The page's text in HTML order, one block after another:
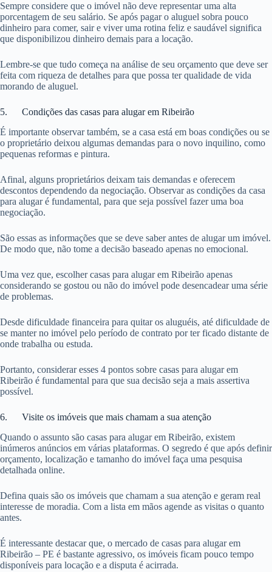
Sempre considere que o imóvel não deve representar uma alta
porcentagem de seu salário. Se após pagar o aluguel sobra pouco
dinheiro para comer, sair e viver uma rotina feliz e saudável significa
que disponibilizou dinheiro demais para a locação.
Lembre-se que tudo começa na análise de seu orçamento que deve ser
feita com riqueza de detalhes para que possa ter qualidade de vida
morando de aluguel.
5. Condições das casas para alugar em Ribeirão
É importante observar também, se a casa está em boas condições ou se
o proprietário deixou algumas demandas para o novo inquilino, como
pequenas reformas e pintura.
Afinal, alguns proprietários deixam tais demandas e oferecem
descontos dependendo da negociação. Observar as condições da casa
para alugar é fundamental, para que seja possível fazer uma boa
negociação.
São essas as informações que se deve saber antes de alugar um imóvel.
De modo que, não tome a decisão baseado apenas no emocional.
Uma vez que, escolher casas para alugar em Ribeirão apenas
considerando se gostou ou não do imóvel pode desencadear uma série
de problemas.
Desde dificuldade financeira para quitar os aluguéis, até dificuldade de
se manter no imóvel pelo período de contrato por ter ficado distante de
onde trabalha ou estuda.
Portanto, considerar esses 4 pontos sobre casas para alugar em
Ribeirão é fundamental para que sua decisão seja a mais assertiva
possível.
6. Visite os imóveis que mais chamam a sua atenção
Quando o assunto são casas para alugar em Ribeirão, existem
inúmeros anúncios em várias plataformas. O segredo é que após definir
orçamento, localização e tamanho do imóvel faça uma pesquisa
detalhada online.
Defina quais são os imóveis que chamam a sua atenção e geram real
interesse de moradia. Com a lista em mãos agende as visitas o quanto
antes.
É interessante destacar que, o mercado de casas para alugar em
Ribeirão – PE é bastante agressivo, os imóveis ficam pouco tempo
disponíveis para locação e a disputa é acirrada.